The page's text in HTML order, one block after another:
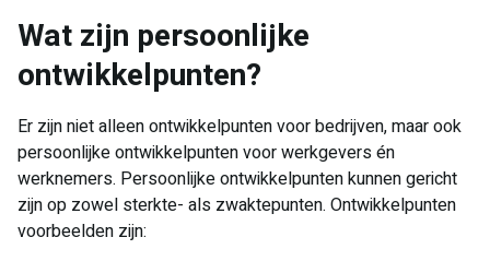
Wat zijn persoonlijke
ontwikkelpunten?
Er zijn niet alleen ontwikkelpunten voor bedrijven, maar ook
persoonlijke ontwikkelpunten voor werkgevers én
werknemers. Persoonlijke ontwikkelpunten kunnen gericht
zijn op zowel sterkte- als zwaktepunten. Ontwikkelpunten
voorbeelden zijn: